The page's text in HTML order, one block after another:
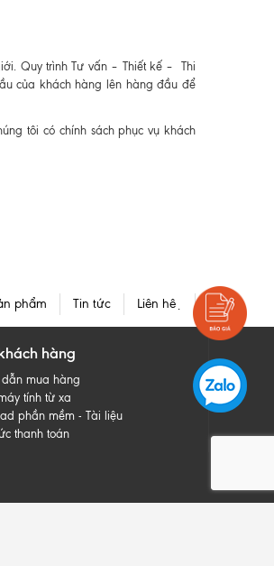
Quy trình Tư vấn – Thiết kế – Thi
của khách hàng lên hàng đầu để
tôi có chính sách phục vụ khách
phẩm Tin tức Liên hệ
hàng
mua hàng
tính từ xa
phần mềm - Tài liệu
thanh toán